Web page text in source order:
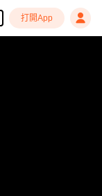
打開App